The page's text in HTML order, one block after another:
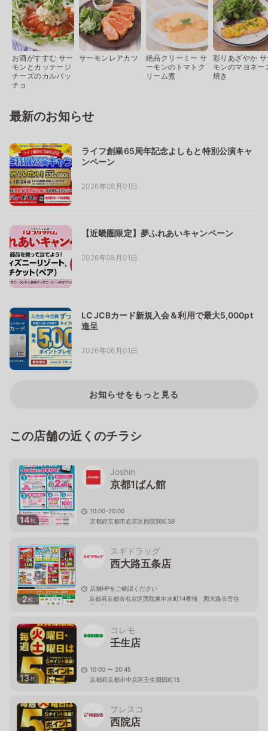
お酒がすすむ サー
モンとカッテージ
チーズのカルパッ
チョ
サーモンレアカツ
絶品クリーミー サ
ーモンのトマトク
リーム煮
彩りあざやか
モンのマヨネー
焼き
最新のお知らせ
ライフ創業65周年記念よしもと特別公演キャ
ンペーン
2026年08月01日
【近畿圏限定】夢ふれあいキャンペーン
2026年08月01日
LC JCBカード新規入会＆利用で最大5,000pt
進呈
2026年06月01日
お知らせをもっと見る
この店舗の近くのチラシ
14枚
Joshin
京都1ばん館
10:00-20:00
京都府京都市右京区西院巽町38
2枚
スギドラッグ
西大路五条店
店舗HPをご確認ください
京都府京都市右京区西院東中水町14番地 西大路市営住
宅１階
13枚
コレモ
壬生店
10:00 〜 20:45
京都府京都市中京区壬生淵田町15
フレスコ
西院店